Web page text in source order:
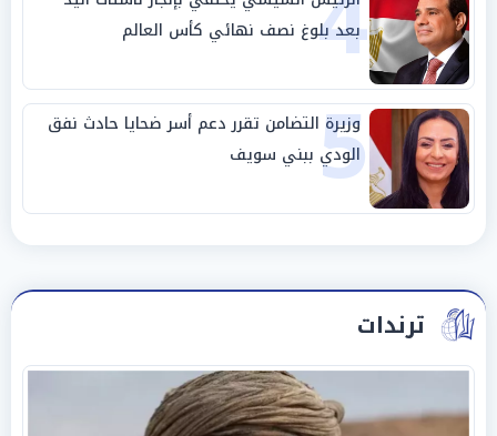
بعد بلوغ نصف نهائي كأس العالم
5
وزيرة التضامن تقرر دعم أسر ضحايا حادث نفق
الودي ببني سويف
ترندات